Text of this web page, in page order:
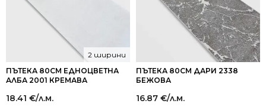
ПЪТЕКА 80СМ ЕДНОЦВЕТНА
АЛБА 2001 КРЕМАВА
2 ширини
18.41 €/л.м.
ПЪТЕКА 80СМ ДАРИ 2338
БЕЖОВА
16.87 €/л.м.